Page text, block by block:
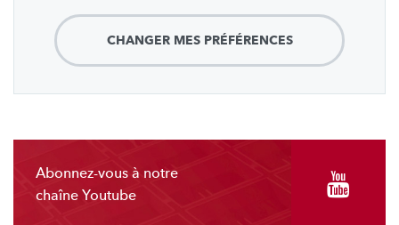
CHANGER MES PRÉFÉRENCES
Abonnez-vous à notre
chaîne Youtube